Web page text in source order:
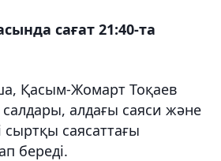
сағат 21:40-та
Қасым-Жомарт Тоқаев
алдағы саяси және
сыртқы саясаттағы
береді.